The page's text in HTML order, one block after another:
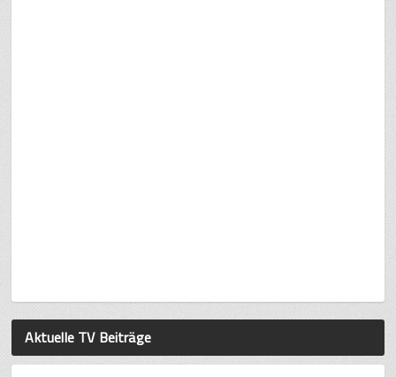
Aktuelle TV Beiträge